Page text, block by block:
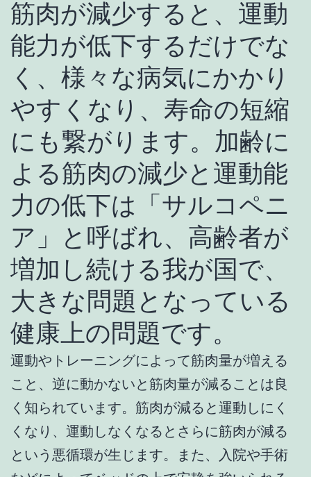
筋肉が減少すると、運動
能力が低下するだけでな
く、様々な病気にかかり
やすくなり、寿命の短縮
にも繋がります。加齢に
よる筋肉の減少と運動能
力の低下は「サルコペニ
ア」と呼ばれ、高齢者が
増加し続ける我が国で、
大きな問題となっている
健康上の問題です。
運動やトレーニングによって筋肉量が増える
こと、逆に動かないと筋肉量が減ることは良
く知られています。筋肉が減ると運動しにく
くなり、運動しなくなるとさらに筋肉が減る
という悪循環が生じます。また、入院や手術